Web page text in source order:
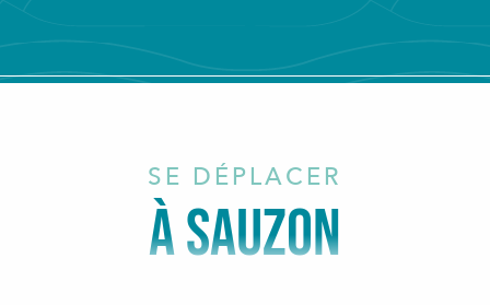
SE DÉPLACER
À SAUZON